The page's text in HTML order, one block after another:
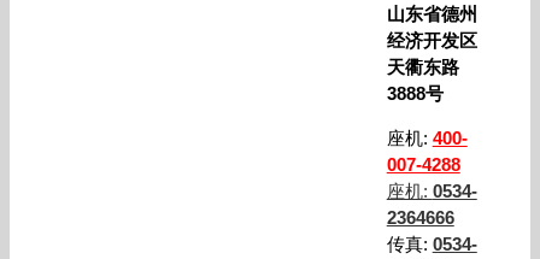
山东省德州
经济开发区
天衢东路
3888号
座机: 400-
007-4288
座机: 0534-
2364666
传真: 0534-